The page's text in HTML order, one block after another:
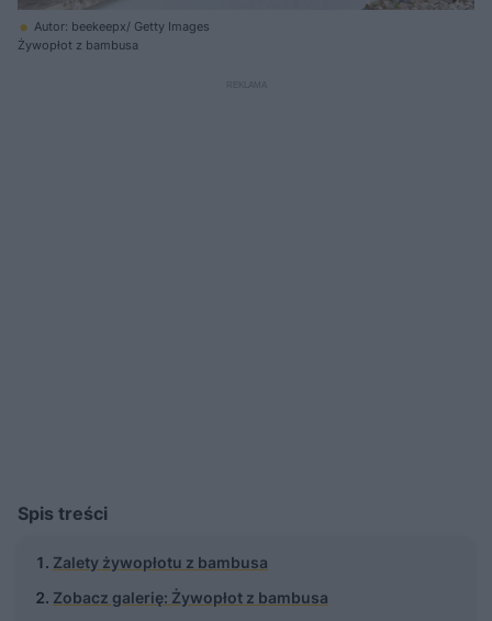
Autor: beekeepx/ Getty Images
Żywopłot z bambusa
Spis treści
Zalety żywopłotu z bambusa
Zobacz galerię: Żywopłot z bambusa